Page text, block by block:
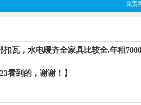
免责声
瓦，水电暖齐全家具比较全.年租
看到的，谢谢！】